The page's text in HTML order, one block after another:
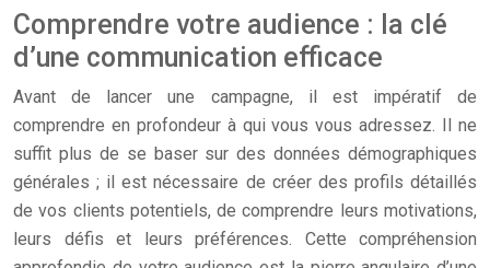
Comprendre votre audience : la clé
d’une communication efficace
Avant de lancer une campagne, il est impératif de
comprendre en profondeur à qui vous vous adressez. Il ne
suffit plus de se baser sur des données démographiques
générales ; il est nécessaire de créer des profils détaillés
de vos clients potentiels, de comprendre leurs motivations,
leurs défis et leurs préférences. Cette compréhension